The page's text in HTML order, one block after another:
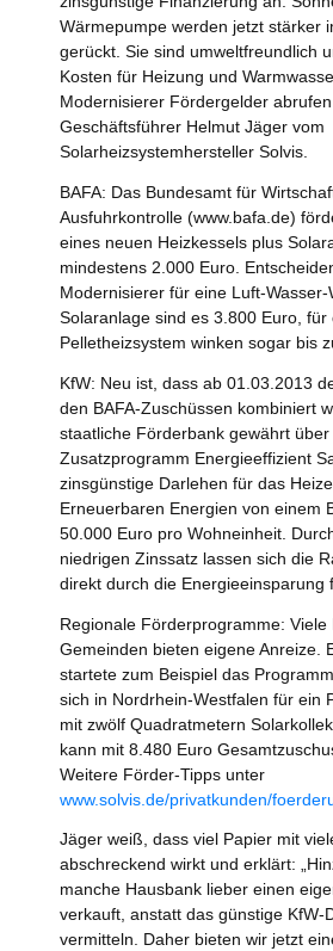
Wärmepumpe werden jetzt stärker
gerückt. Sie sind umweltfreundlich
Kosten für Heizung und
Modernisierer Fördergelder
Geschäftsführer Helmut Jäger vom
Solarheizsystemhersteller Solvis.
BAFA: Das Bundesamt für
Ausfuhrkontrolle (www.bafa.de)
eines neuen Heizkessels plus
mindestens 2.000 Euro.
Modernisierer für eine Luft-
Solaranlage sind es 3.800 Euro, für
Pelletheizsystem winken sogar bis
KfW: Neu ist, dass ab 01.03.2013
den BAFA-Zuschüssen kombiniert
staatliche Förderbank gewährt über
Zusatzprogramm Energieeffizient
zinsgünstige Darlehen für das
Erneuerbaren Energien von einem
50.000 Euro pro Wohneinheit.
niedrigen Zinssatz lassen sich die
direkt durch die Energieeinsparung
Regionale Förderprogramme: Viele
Gemeinden bieten eigene Anreize.
startete zum Beispiel das
sich in Nordrhein-Westfalen für ein
mit zwölf Quadratmetern
kann mit 8.480 Euro
Weitere Förder-Tipps unter
www.solvis.de/privatkunden/
Jäger weiß, dass viel Papier mit
abschreckend wirkt und erklärt:
manche Hausbank lieber einen
verkauft, anstatt das günstige KfW-
vermitteln. Daher bieten wir jetzt